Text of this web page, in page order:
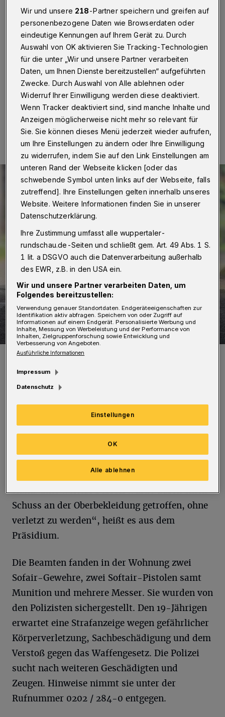
Wuppertal·Ein Fußgänger ist am Freitag (1. Mai
2020) gegen 12.30 Uhr im Bereich der Westkotter
Straße in Wichlinghausen durch den Schuss aus einer
Softair-Waffe getroffen worden. Die Polizei ermittelt
gegen einen 19-Jährigen wegen gefährlicher
Körperverletzung.
01.05.2020 , 18:31 Uhr Eine Minute Lesezeit
Symbolbild.
Stand aus einem Fenster seiner Wohnung
geschossen haben. „Hierbei traf er einen
Passanten und verletzte ihn leicht an der
Hand. Eine weitere Person wurde durch einen
Schuss an der Oberbekleidung getroffen, ohne
verletzt zu werden“, heißt es aus dem
Präsidium.
Die Beamten fanden in der Wohnung zwei
Sofair-Gewehre, zwei Softair-Pistolen samt
Munition und mehrere Messer. Sie wurden von
den Polizisten sichergestellt. Den 19-Jährigen
erwartet eine Strafanzeige wegen gefährlicher
Körperverletzung, Sachbeschädigung und dem
Verstoß gegen das Waffengesetz. Die Polizei
sucht nach weiteren Geschädigten und
Zeugen. Hinweise nimmt sie unter der
Rufnummer 0202 / 284-0 entgegen.
Wir und unsere 218-Partner speichern und greifen auf
personenbezogene Daten wie Browserdaten oder
eindeutige Kennungen auf Ihrem Gerät zu. Durch
Auswahl von OK aktivieren Sie Tracking-Technologien
für die unter „Wir und unsere Partner verarbeiten
Daten, um Ihnen Dienste bereitzustellen“ aufgeführten
Zwecke. Durch Auswahl von Alle ablehnen oder
Widerruf Ihrer Einwilligung werden diese deaktiviert.
Wenn Tracker deaktiviert sind, sind manche Inhalte und
Anzeigen möglicherweise nicht mehr so relevant für
Sie. Sie können dieses Menü jederzeit wieder aufrufen,
um Ihre Einstellungen zu ändern oder Ihre Einwilligung
zu widerrufen, indem Sie auf den Link Einstellungen am
unteren Rand der Webseite klicken [oder das
schwebende Symbol unten links auf der Webseite, falls
zutreffend]. Ihre Einstellungen gelten innerhalb unseres
Website. Weitere Informationen finden Sie in unserer
Datenschutzerklärung.
Ihre Zustimmung umfasst alle wuppertaler-
rundschau.de-Seiten und schließt gem. Art. 49 Abs. 1 S.
1 lit. a DSGVO auch die Datenverarbeitung außerhalb
des EWR, z.B. in den USA ein.
Wir und unsere Partner verarbeiten Daten, um
Folgendes bereitzustellen:
Verwendung genauer Standortdaten. Endgeräteeigenschaften zur
Identifikation aktiv abfragen. Speichern von oder Zugriff auf
Informationen auf einem Endgerät. Personalisierte Werbung und
Inhalte, Messung von Werbeleistung und der Performance von
Inhalten, Zielgruppenforschung sowie Entwicklung und
Verbesserung von Angeboten.
Ausführliche Informationen
Impressum
Datenschutz
Einstellungen
Alle ablehnen
OK